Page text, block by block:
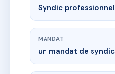
Syndic professionnel
MANDAT
un mandat de syndic